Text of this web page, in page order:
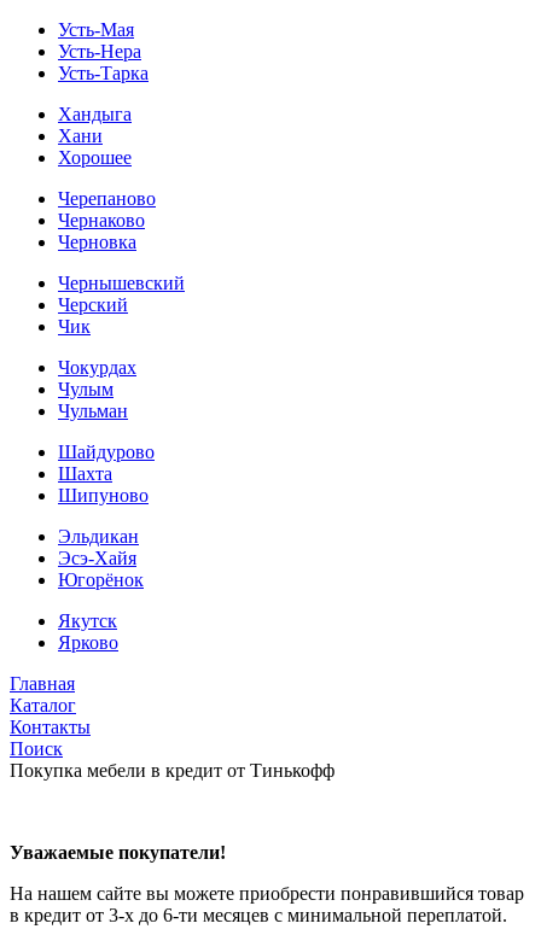
Усть-Мая
Усть-Нера
Усть-Тарка
Хандыга
Хани
Хорошее
Черепаново
Чернаково
Черновка
Чернышевский
Черский
Чик
Чокурдах
Чулым
Чульман
Шайдурово
Шахта
Шипуново
Эльдикан
Эсэ-Хайя
Югорёнок
Якутск
Ярково
Главная
Каталог
Контакты
Поиск
Покупка мебели в кредит от Тинькофф
Уважаемые покупатели!
На нашем сайте вы можете приобрести понравившийся товар
в кредит от 3-х до 6-ти месяцев с минимальной переплатой.